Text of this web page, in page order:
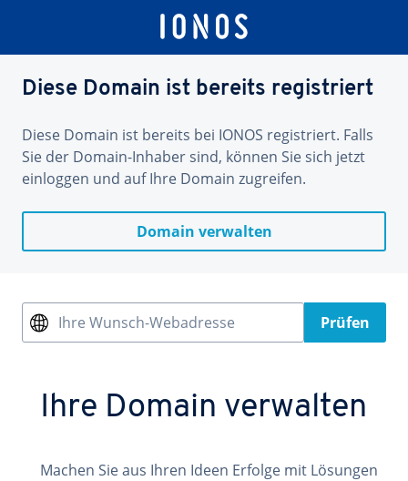
Diese Domain ist bereits registriert
Diese Domain ist bereits bei IONOS registriert. Falls
Sie der Domain-Inhaber sind, können Sie sich jetzt
einloggen und auf Ihre Domain zugreifen.
Domain verwalten
Ihre Wunsch-Webadresse Prüfen
Ihre Domain verwalten
Machen Sie aus Ihren Ideen Erfolge mit Lösungen